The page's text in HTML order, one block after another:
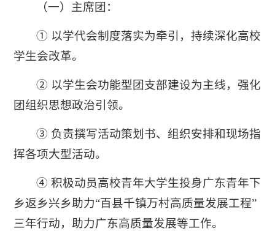
（一）主席团：
① 以学代会制度落实为牵引，持续深化高校
学生会改革。
② 以学生会功能型团支部建设为主线，强化
团组织思想政治引领。
③ 负责撰写活动策划书、组织安排和现场指
挥各项大型活动。
④ 积极动员高校青年大学生投身广东青年下
乡返乡兴乡助力“百县千镇万村高质量发展工程”
三年行动，助力广东高质量发展等工作。